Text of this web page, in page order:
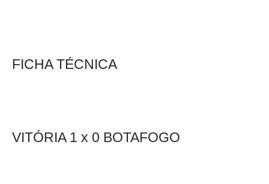
FICHA TÉCNICA
VITÓRIA 1 x 0 BOTAFOGO